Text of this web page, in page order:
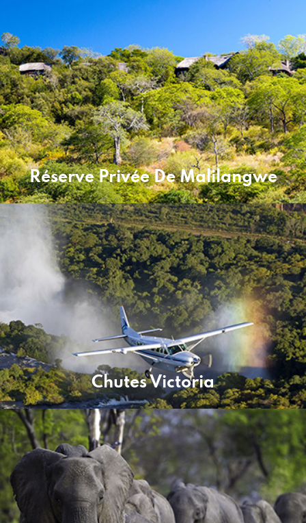
Réserve Privée De Malilangwe
Chutes Victoria